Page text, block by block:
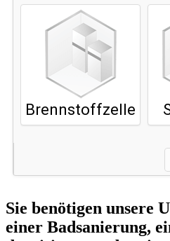
Sie benötigen unsere
einer Badsanierung,